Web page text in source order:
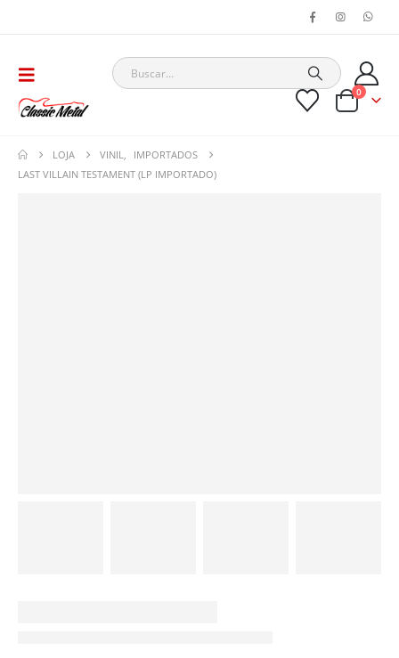
0
LOJA VINIL
IMPORTADOS
LAST VILLAIN TESTAMENT (LP IMPORTADO)